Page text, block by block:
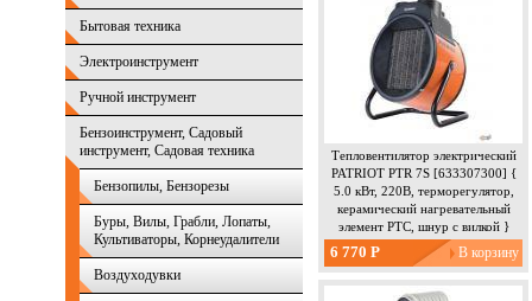
Бытовая техника
Электроинструмент
Ручной инструмент
Бензоинструмент, Садовый
инструмент, Садовая техника
Бензопилы, Бензорезы
Буры, Вилы, Грабли, Лопаты,
Культиваторы, Корнеудалители
Воздуходувки
Тепловентилятор электрический
PATRIOT PTR 7S [633307300] {
5.0 кВт, 220В, терморегулятор,
керамический нагревательный
элемент PTC, шнур с вилкой }
6 770 Р